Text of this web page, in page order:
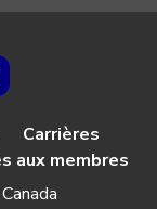
Carrières
aux membres